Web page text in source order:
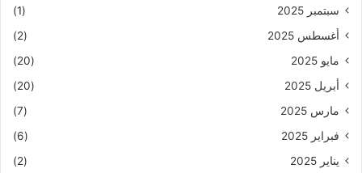
سبتمبر 2025
(1)
أغسطس 2025
(2)
مايو 2025
(20)
أبريل 2025
(20)
مارس 2025
(7)
فبراير 2025
(6)
يناير 2025
(2)